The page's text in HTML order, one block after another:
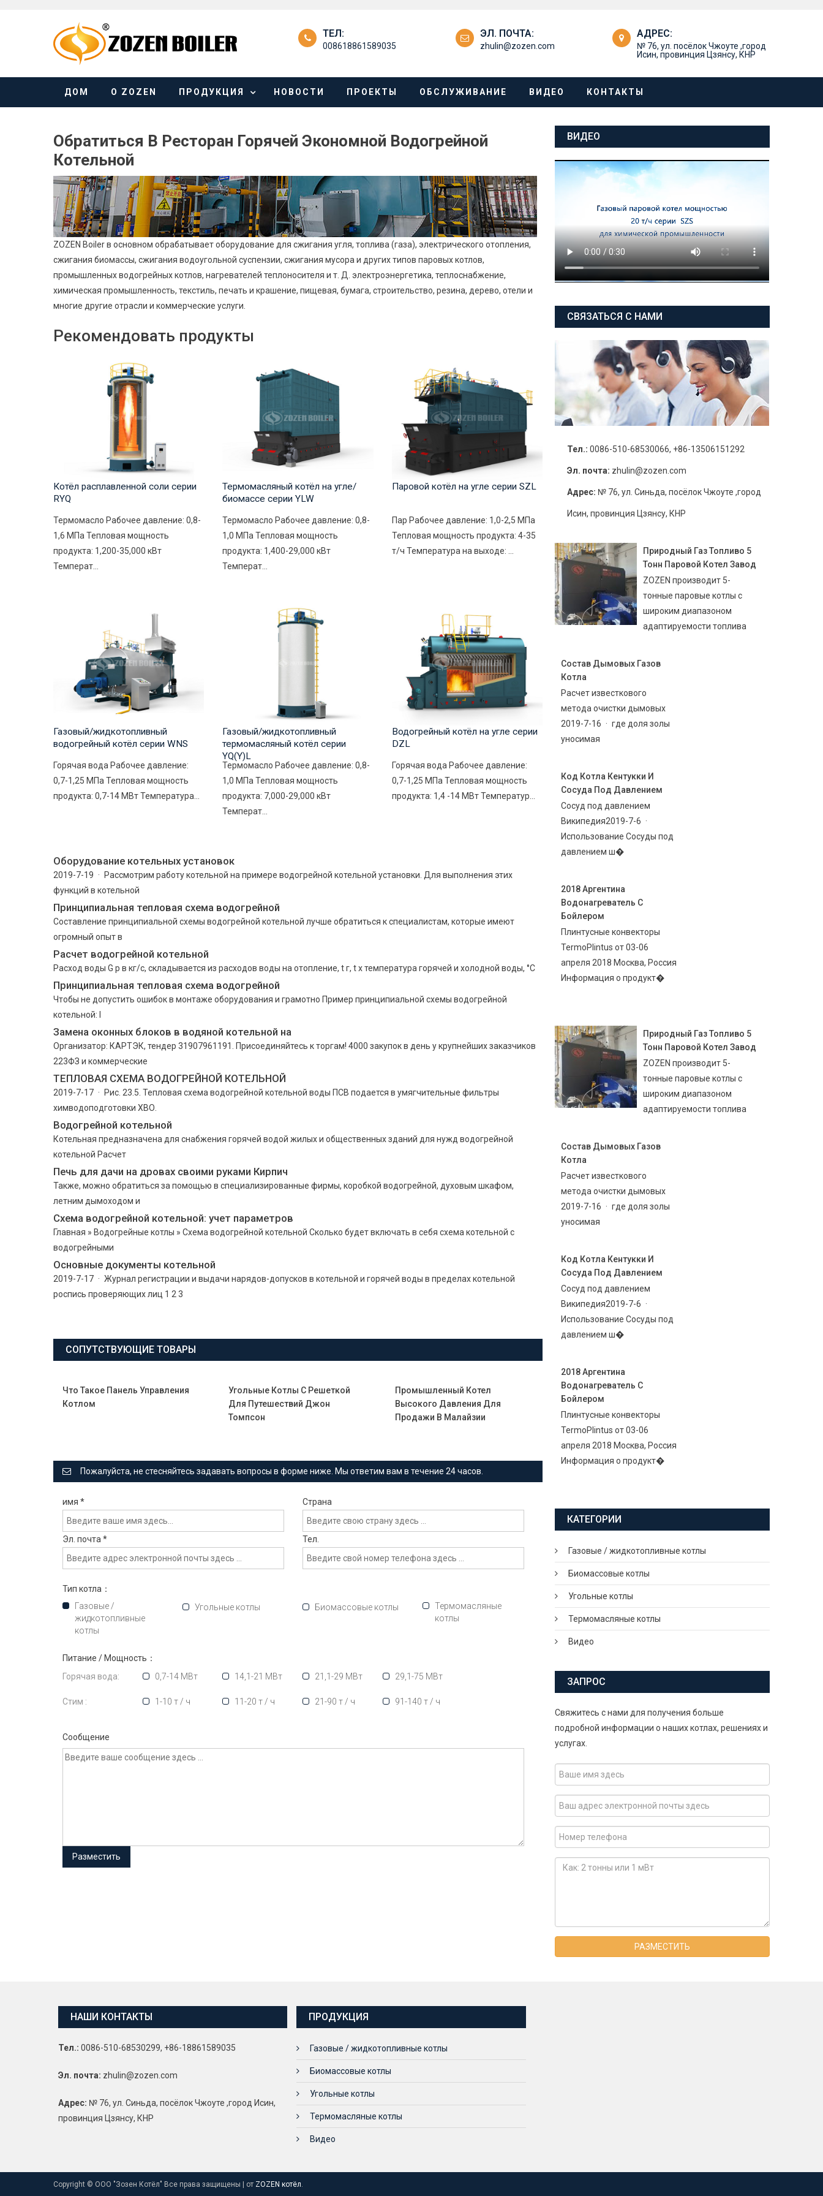
ТЕЛ:
008618861589035
ЭЛ. ПОЧТА:
zhulin@zozen.com
АДРЕС:
№ 76, ул. посёлок Чжоуте ,город
Исин, провинция Цзянсу, КНР
ДОМ О ZOZEN ПРОДУКЦИЯ НОВОСТИ ПРОЕКТЫ ОБСЛУЖИВАНИЕ ВИДЕО КОНТАКТЫ
Обратиться В Ресторан Горячей Экономной Водогрейной
Котельной
ZOZEN Boiler в основном обрабатывает оборудование для сжигания угля, топлива (газа), электрического отопления,
сжигания биомассы, сжигания водоугольной суспензии, сжигания мусора и других типов паровых котлов,
промышленных водогрейных котлов, нагревателей теплоносителя и т. Д. электроэнергетика, теплоснабжение,
химическая промышленность, текстиль, печать и крашение, пищевая, бумага, строительство, резина, дерево, отели и
многие другие отрасли и коммерческие услуги.
Рекомендовать продукты
Котёл расплавленной соли серии
RYQ
Термомасло Рабочее давление: 0,8-
1,6 МПа Тепловая мощность
продукта: 1,200-35,000 кВт
Температ...
Термомасляный котёл на угле/
биомассе серии YLW
Термомасло Рабочее давление: 0,8-
1,0 МПа Тепловая мощность
продукта: 1,400-29,000 кВт
Температ...
Паровой котёл на угле серии SZL
Пар Рабочее давление: 1,0-2,5 МПа
Тепловая мощность продукта: 4-35
т/ч Температура на выходе: ...
Газовый/жидкотопливный
водогрейный котёл серии WNS
Горячая вода Рабочее давление:
0,7-1,25 МПа Тепловая мощность
продукта: 0,7-14 МВт Температура...
Газовый/жидкотопливный
термомасляный котёл серии
YQ(Y)L
Термомасло Рабочее давление: 0,8-
1,0 МПа Тепловая мощность
продукта: 7,000-29,000 кВт
Температ...
Водогрейный котёл на угле серии
DZL
Горячая вода Рабочее давление:
0,7-1,25 МПа Тепловая мощность
продукта: 1,4 -14 МВт Температур...
Оборудование котельных установок
2019-7-19 · Рассмотрим работу котельной на примере водогрейной котельной установки. Для выполнения этих
функций в котельной
Принципиальная тепловая схема водогрейной
Составление принципиальной схемы водогрейной котельной лучше обратиться к специалистам, которые имеют
огромный опыт в
Расчет водогрейной котельной
Расход воды G р в кг/с, складывается из расходов воды на отопление, t г, t х температура горячей и холодной воды, °С
Принципиальная тепловая схема водогрейной
Чтобы не допустить ошибок в монтаже оборудования и грамотно Пример принципиальной схемы водогрейной
котельной: I
Замена оконных блоков в водяной котельной на
Организатор: КАРТЭК, тендер 31907961191. Присоединяйтесь к торгам! 4000 закупок в день у крупнейших заказчиков
223ФЗ и коммерческие
ТЕПЛОВАЯ СХЕМА ВОДОГРЕЙНОЙ КОТЕЛЬНОЙ
2019-7-17 · Рис. 23.5. Тепловая схема водогрейной котельной воды ПСВ подается в умягчительные фильтры
химводоподготовки ХВО.
Водогрейной котельной
Котельная предназначена для снабжения горячей водой жилых и общественных зданий для нужд водогрейной
котельной Расчет
Печь для дачи на дровах своими руками Кирпич
Также, можно обратиться за помощью в специализированные фирмы, коробкой водогрейной, духовым шкафом,
летним дымоходом и
Схема водогрейной котельной: учет параметров
Главная » Водогрейные котлы » Схема водогрейной котельной Сколько будет включать в себя схема котельной с
водогрейными
Основные документы котельной
2019-7-17 · Журнал регистрации и выдачи нарядов-допусков в котельной и горячей воды в пределах котельной
роспись проверяющих лиц 1 2 3
СОПУТСТВУЮЩИЕ ТОВАРЫ
Что Такое Панель Управления
Котлом
Угольные Котлы С Решеткой
Для Путешествий Джон
Томпсон
Промышленный Котел
Высокого Давления Для
Продажи В Малайзии
Пожалуйста, не стесняйтесь задавать вопросы в форме ниже. Мы ответим вам в течение 24 часов.
имя * Страна
Эл. почта * Тел.
Тип котла：
Газовые /
жидкотопливные
котлы
Угольные котлы Биомассовые котлы
Термомасляные
котлы
Питание / Мощность：
Горячая вода:
0,7-14 МВт 14,1-21 МВт 21,1-29 МВт 29,1-75 МВт
Стим : 1-10 т / ч 11-20 т / ч 21-90 т / ч 91-140 т / ч
Сообщение
ВИДЕО
СВЯЗАТЬСЯ С НАМИ
Тел.: 0086-510-68530066, +86-13506151292
Эл. почта: zhulin@zozen.com
Адрес: № 76, ул. Синьда, посёлок Чжоуте ,город
Исин, провинция Цзянсу, КНР
Природный Газ Топливо 5
Тонн Паровой Котел Завод
ZOZEN производит 5-
тонные паровые котлы с
широким диапазоном
адаптируемости топлива
Состав Дымовых Газов
Котла
Расчет известкового
метода очистки дымовых
2019-7-16 · где доля золы
уносимая
Код Котла Кентукки И
Сосуда Под Давлением
Сосуд под давлением
Википедия2019-7-6 ·
Использование Сосуды под
давлением ш�
2018 Аргентина
Водонагреватель С
Бойлером
Плинтусные конвекторы
TermoPlintus от 03-06
апреля 2018 Москва, Россия
Информация о продукт�
Природный Газ Топливо 5
Тонн Паровой Котел Завод
ZOZEN производит 5-
тонные паровые котлы с
широким диапазоном
адаптируемости топлива
Состав Дымовых Газов
Котла
Расчет известкового
метода очистки дымовых
2019-7-16 · где доля золы
уносимая
Код Котла Кентукки И
Сосуда Под Давлением
Сосуд под давлением
Википедия2019-7-6 ·
Использование Сосуды под
давлением ш�
2018 Аргентина
Водонагреватель С
Бойлером
Плинтусные конвекторы
TermoPlintus от 03-06
апреля 2018 Москва, Россия
Информация о продукт�
КАТЕГОРИИ
Газовые / жидкотопливные котлы
Биомассовые котлы
Угольные котлы
Термомасляные котлы
Видео
ЗАПРОС
Свяжитесь с нами для получения больше
подробной информации о наших котлах, решениях и
услугах.
РАЗМЕСТИТЬ
НАШИ КОНТАКТЫ
Тел.: 0086-510-68530299, +86-18861589035
Эл. почта: zhulin@zozen.com
Адрес: № 76, ул. Синьда, посёлок Чжоуте ,город Исин,
провинция Цзянсу, КНР
ПРОДУКЦИЯ
Газовые / жидкотопливные котлы
Биомассовые котлы
Угольные котлы
Термомасляные котлы
Видео
Copyright © ООО "Зозен Котёл" Все права защищены от ZOZEN котёл.